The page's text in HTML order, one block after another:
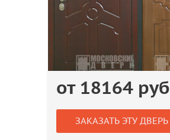
от 18164 руб
ЗАКАЗАТЬ ЭТУ ДВЕРЬ